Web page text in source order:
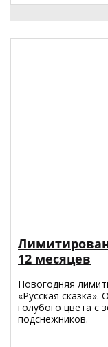
12 месяцев
Новогодняя
«Русская
голубого цвета с
подснежников.